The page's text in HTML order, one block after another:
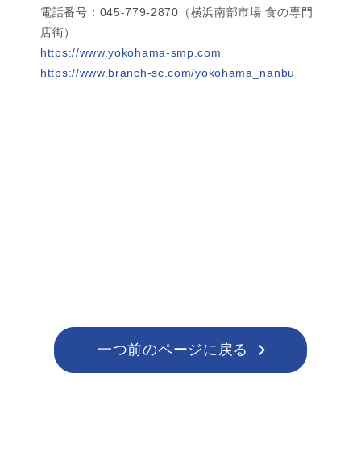
電話番号：045-779-2870（横浜南部市場 食の専門
店街）
https://www.yokohama-smp.com
https://www.branch-sc.com/yokohama_nanbu
一つ前のページに戻る